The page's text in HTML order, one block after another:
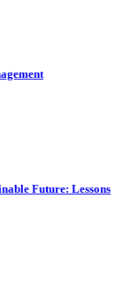
Future: Lessons